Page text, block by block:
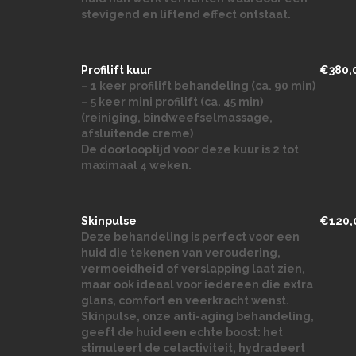
stevigend en liftend effect ontstaat.
Profilift kuur
– 1 keer profilift behandeling (ca. 90 min)
– 5 keer mini profilift (ca. 45 min)
(reiniging, bindweefselmassage,
afsluitende creme)
De doorlooptijd voor deze kuur is 2 tot
maximaal 4 weken.
Skinpulse
Deze behandeling is perfect voor een
huid die tekenen van veroudering,
vermoeidheid of verslapping laat zien,
maar ook ideaal voor iedereen die extra
glans, comfort en veerkracht wenst.
Skinpulse, onze anti-aging behandeling,
geeft de huid een echte boost: het
stimuleert de celactiviteit, hydradeert